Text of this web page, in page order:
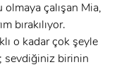
olmaya çalışan Mia,
bırakılıyor.
o kadar çok şeyle
sevdiğiniz birinin